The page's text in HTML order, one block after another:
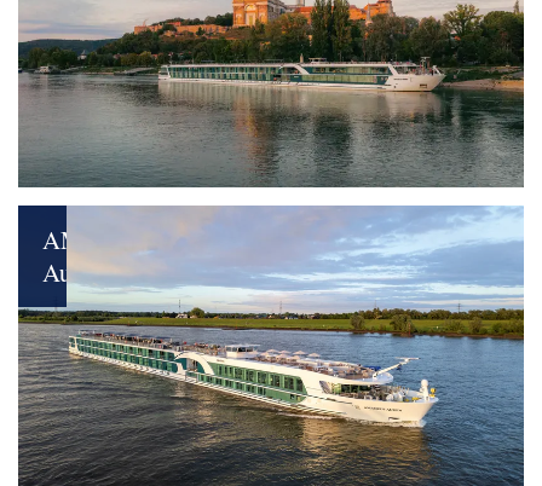
Neues
Kapitel
für
Reisen
AMADEUS
Aurea
Luxus
und
Nachhaltigkeit
perfekt
vereint: